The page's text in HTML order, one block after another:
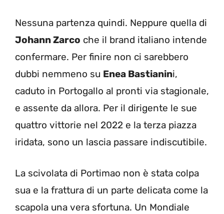
Nessuna partenza quindi. Neppure quella di
Johann Zarco che il brand italiano intende
confermare. Per finire non ci sarebbero
dubbi nemmeno su Enea Bastianini,
caduto in Portogallo al pronti via stagionale,
e assente da allora. Per il dirigente le sue
quattro vittorie nel 2022 e la terza piazza
iridata, sono un lascia passare indiscutibile.
La scivolata di Portimao non è stata colpa
sua e la frattura di un parte delicata come la
scapola una vera sfortuna. Un Mondiale